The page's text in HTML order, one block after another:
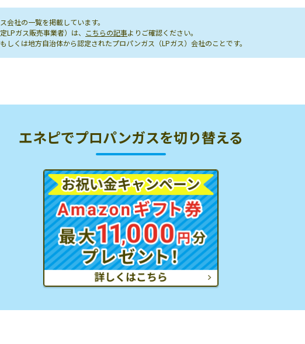
会社の一覧を掲載しています。
LPガス販売事業者）は、
こちらの記事よりご確認ください。
くは地方自治体から認定されたプロパンガス（LPガス）会社のことです。
エネピでプロパンガスを切り替える